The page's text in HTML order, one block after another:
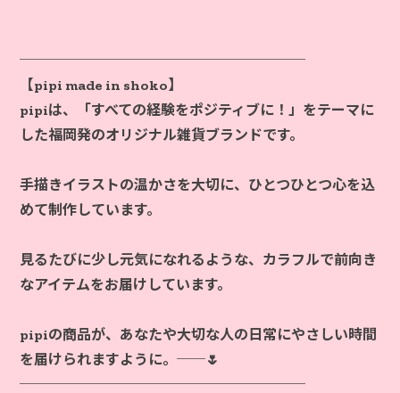
────────────────────
【pipi made in shoko】
pipiは、「すべての経験をポジティブに！」をテーマに
した福岡発のオリジナル雑貨ブランドです。
手描きイラストの温かさを大切に、ひとつひとつ心を込
めて制作しています。
見るたびに少し元気になれるような、カラフルで前向き
なアイテムをお届けしています。
pipiの商品が、あなたや大切な人の日常にやさしい時間
を届けられますように。──🌷